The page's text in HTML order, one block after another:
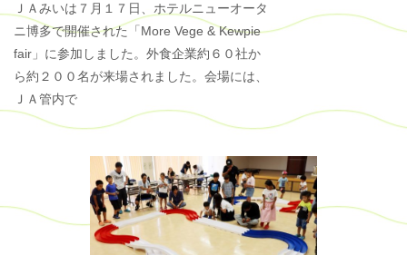
ＪＡみいは７月１７日、ホテルニューオータ
ニ博多で開催された「More Vege & Kewpie
fair」に参加しました。外食企業約６０社か
ら約２００名が来場されました。会場には、
ＪＡ管内で